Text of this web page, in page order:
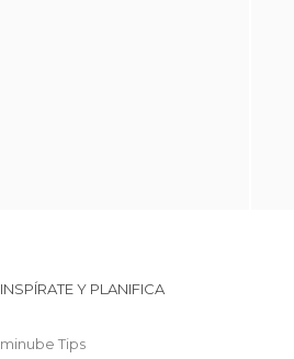
INSPÍRATE Y PLANIFICA
minube Tips